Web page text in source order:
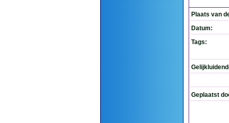
Plaats van
Datum:
Tags:
Geplaatst